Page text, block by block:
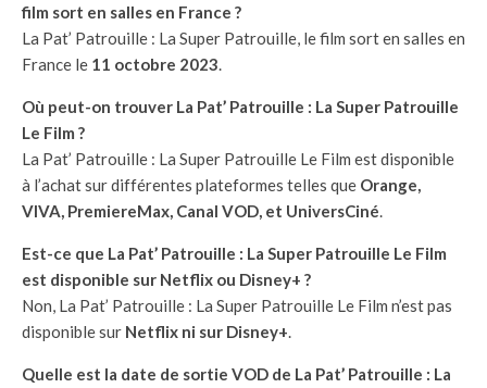
film sort en salles en France ?
La Pat’ Patrouille : La Super Patrouille, le film sort en salles en
France le 11 octobre 2023.
Où peut-on trouver La Pat’ Patrouille : La Super Patrouille
Le Film ?
La Pat’ Patrouille : La Super Patrouille Le Film est disponible
à l’achat sur différentes plateformes telles que Orange,
VIVA, PremiereMax, Canal VOD, et UniversCiné.
Est-ce que La Pat’ Patrouille : La Super Patrouille Le Film
est disponible sur Netflix ou Disney+ ?
Non, La Pat’ Patrouille : La Super Patrouille Le Film n’est pas
disponible sur Netflix ni sur Disney+.
Quelle est la date de sortie VOD de La Pat’ Patrouille : La